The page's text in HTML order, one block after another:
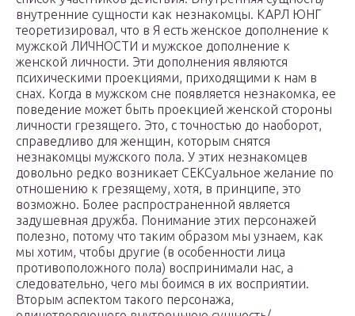
внутренние сущности как незнакомцы. КАРЛ ЮНГ
теоретизировал, что в Я есть женское дополнение к
мужской ЛИЧНОСТИ и мужское дополнение к
женской личности. Эти дополнения являются
психическими проекциями, приходящими к нам в
снах. Когда в мужском сне появляется незнакомка, ее
поведение может быть проекцией женской стороны
личности грезящего. Это, с точностью до наоборот,
справедливо для женщин, которым снятся
незнакомцы мужского пола. У этих незнакомцев
довольно редко возникает СЕКСуальное желание по
отношению к грезящему, хотя, в принципе, это
возможно. Более распространенной является
задушевная дружба. Понимание этих персонажей
полезно, потому что таким образом мы узнаем, как
мы хотим, чтобы другие (в особенности лица
противоположного пола) воспринимали нас, а
следовательно, чего мы боимся в их восприятии.
Вторым аспектом такого персонажа,